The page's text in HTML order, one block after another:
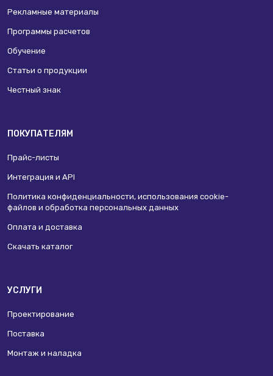
Рекламные материалы
Программы расчетов
Обучение
Статьи о продукции
Честный знак
ПОКУПАТЕЛЯМ
Прайс-листы
Интеграция и API
Политика конфиденциальности, использования сookie-
файлов и обработка персональных данных
Оплата и доставка
Скачать каталог
УСЛУГИ
Проектирование
Поставка
Монтаж и наладка